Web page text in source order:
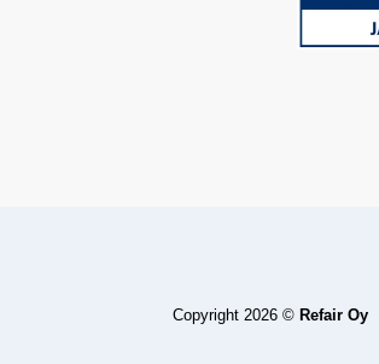
Copyright 2026 © Refair Oy